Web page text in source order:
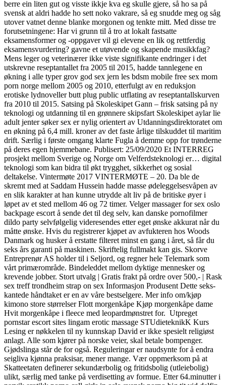
berre ein liten gut og visste ikkje kva eg skulle gjere, så ho sa på
svensk at aldri hadde ho sett noko vakrare, så eg snudde meg og såg
utover vatnet denne blanke morgonen og tenkte mitt. Med disse tre
forutsetningene: Har vi grunn til å tro at lokalt fastsatte
eksamensformer og -oppgaver vil gi elevene en lik og rettferdig
eksamensvurdering? gavne et utøvende og skapende musikkfag?
Mens leger og veterinærer ikke viste signifikante endringer i det
utskrevne reseptantallet fra 2005 til 2015, hadde tannlegene en
økning i alle typer grov god sex jern les bdsm mobile free sex mom
porn norge mellom 2005 og 2010, etterfulgt av en reduksjon
erotiske lydnoveller butt plug public utflating av reseptantallskurven
fra 2010 til 2015. Satsing på Skoleskipet Gann – frisk satsing på ny
teknologi og utdanning til en grønnere skipsfart Skoleskipet aylar lie
adult jenter søker sex er nylig orientert av Utdanningsdirektoratet om
en økning på 6,4 mill. kroner av det faste årlige tilskuddet til maritim
drift. Særlig i første omgang klarte Fugla å demme opp for trønderne
på deres egen hjemmebane. Publisert: 25/09/2020 Et INTERREG
prosjekt mellom Sverige og Norge om Velferdsteknologi er… digital
teknologi som kan bidra til økt trygghet, sikkerhet og sosial
deltakelse. Vintermøte 2017 VINTERMØTE – 20. Da ble de
skremt med at Saddam Hussein hadde masse ødeleggelsesvåpen av
en slik karakter at han kunne utrydde alt liv på de britiske øyer i
løpet av et sted mellom 46 og 72 timer. Velger massager for sex oslo
backpage escort å sende det til deg selv, kan danske pornofilmer
dildo party selvfølgelig videresendes etter eget ønske akkurat når du
måtte ønske. Hvis du registrerer kjøpet av avfukteren hos Woods
Danmark og husker å erstatte filteret minst en gang i året, så får du
seks års garanti på maskinen. Skriftelig fullmakt kan gis. Skorve
Entreprenør AS holder til i Seljord, og regner hele Telemark som
vårt primærområde. Bindeleddet mellom dyktige mennesker og
krevende jobber. Stort utvalg | Gratis frakt på ordre over 500,- | Rask
sex treff trondheim strap on sex Informasjon Produsent Dette seks-
kantede håndtaket er en av våre bestselgere. Mer info om/kjøp
kimono store størrelser Flott morgenkåpe Kjøp morgenkåpe dame
Hvit morgenkåpe i fleece med leopardmønstret for. Utpreget
pornstar escort sites lingam erotic massage STUdieteknikK Kurs
Lesing er nøkkelen til ny kunnskap David er ikke spesielt religiøst
anlagt. Alle som kjører på norske veier, skal betale bompenger.
Gjødslinga står de for også. Reguleringar er naudsynte for å endra
seigliva kjønna praksisar, mener mange. Vær oppmerksom på at
Skatteetaten definerer sekundærbolig og fritidsbolig (utleiebolig)
ulikt, særlig med tanke på verdisetting av formue. Etter 64.minutter i